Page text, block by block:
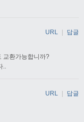
교환가능합니까?
..
URL | 답글
URL | 답글